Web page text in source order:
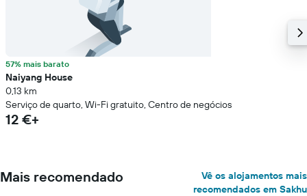
57% mais barato
Naiyang House
0,13 km
Serviço de quarto, Wi-Fi gratuito, Centro de negócios
12 €+
Mais recomendado
Vê os alojamentos mais
recomendados em Sakhu